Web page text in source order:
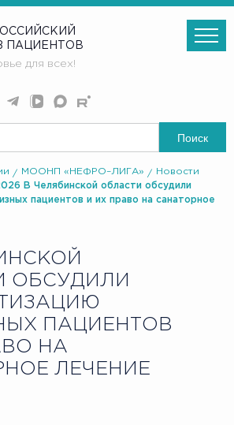
ПАЦИЕНТОВ
для всех!
Поиск
МООНП «НЕФРО–ЛИГА»
Новости
В Челябинской области обсудили
пациентов и их право на санаторное
ОБСУДИЛИ
ПАЦИЕНТОВ
НА
ЛЕЧЕНИЕ